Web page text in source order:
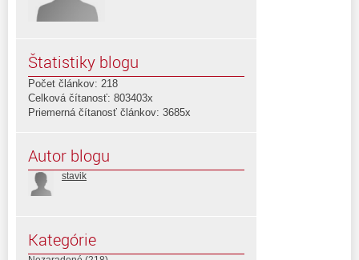
Štatistiky blogu
Počet článkov: 218
Celková čítanosť: 803403x
Priemerná čítanosť článkov: 3685x
Autor blogu
stavik
Kategórie